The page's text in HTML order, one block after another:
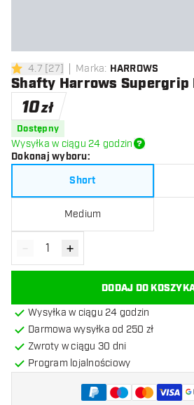
4.7 gwiazdki oceny
4.7 [27] Marka: HARROWS
Shafty Harrows Supergrip
10zł
Dostępny
Wysyłka w ciągu 24 godzin
Dokonaj wyboru:
Short
Medium
Zmniejsz ilość
- Zwiększ ilość
+
DODAJ DO
Wysyłka w ciągu 24 godzin
Darmowa wysyłka od 250 zł
Zwroty w ciągu 30 dni
Program lojalnościowy